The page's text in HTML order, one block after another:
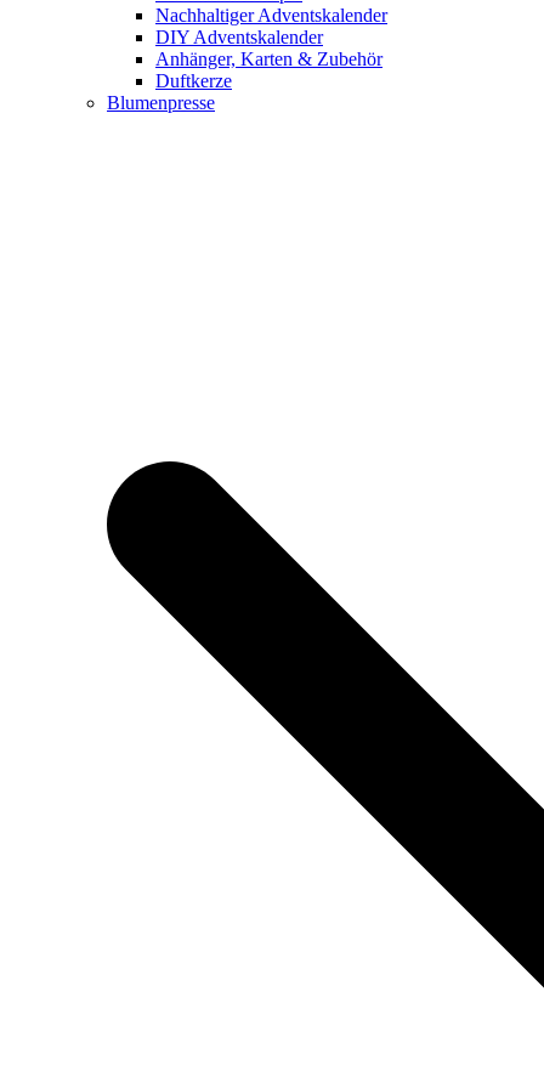
Nachhaltiger Adventskalender
DIY Adventskalender
Anhänger, Karten & Zubehör
Duftkerze
Blumenpresse